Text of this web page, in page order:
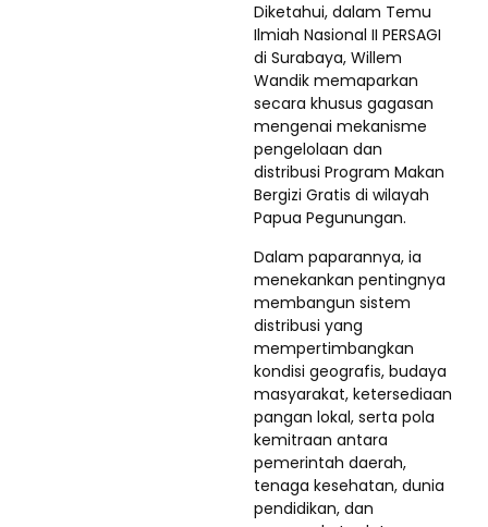
Diketahui, dalam Temu
Ilmiah Nasional II PERSAGI
di Surabaya, Willem
Wandik memaparkan
secara khusus gagasan
mengenai mekanisme
pengelolaan dan
distribusi Program Makan
Bergizi Gratis di wilayah
Papua Pegunungan.
Dalam paparannya, ia
menekankan pentingnya
membangun sistem
distribusi yang
mempertimbangkan
kondisi geografis, budaya
masyarakat, ketersediaan
pangan lokal, serta pola
kemitraan antara
pemerintah daerah,
tenaga kesehatan, dunia
pendidikan, dan